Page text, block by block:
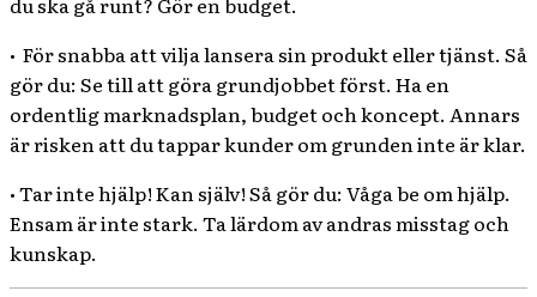
• För snabba att vilja lansera sin produkt eller tjänst. Så
gör du: Se till att göra grundjobbet först. Ha en
ordentlig marknadsplan, budget och koncept. Annars
är risken att du tappar kunder om grunden inte är klar.
• Tar inte hjälp! Kan själv! Så gör du: Våga be om hjälp.
Ensam är inte stark. Ta lärdom av andras misstag och
kunskap.